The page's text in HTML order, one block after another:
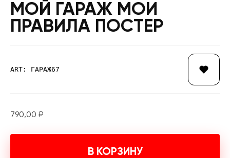
МОЙ ГАРАЖ МОИ
ПРАВИЛА ПОСТЕР
ART: ГАРАЖ67
790,00 ₽
В КОРЗИНУ